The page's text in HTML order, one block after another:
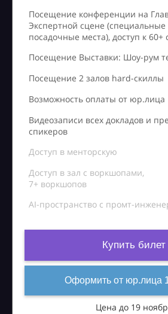
Посещение конференции на
Экспертной сцене (специальные
посадочные места), доступ к 60+
Посещение Выставки: Шоу-рум
Посещение 2 залов hard-скиллы
Возможность оплаты от юр.лица
Видеозаписи всех докладов и
спикеров
Доступ в менторскую
Доступ в зал с воркшопами,
7+ воркшопов
AI-пространство с промт-
Купить билет
Оформить от юр.лица
Цена до 19